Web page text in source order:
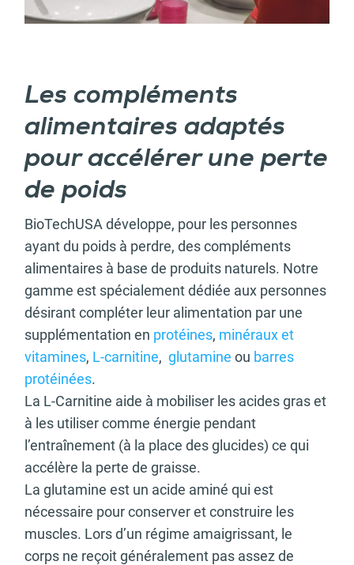
Les compléments
alimentaires adaptés
pour accélérer une perte
de poids
BioTechUSA développe, pour les personnes
ayant du poids à perdre, des compléments
alimentaires à base de produits naturels. Notre
gamme est spécialement dédiée aux personnes
désirant compléter leur alimentation par une
supplémentation en protéines, minéraux et
vitamines, L-carnitine, glutamine ou barres
protéinées.
La L-Carnitine aide à mobiliser les acides gras et
à les utiliser comme énergie pendant
l’entraînement (à la place des glucides) ce qui
accélère la perte de graisse.
La glutamine est un acide aminé qui est
nécessaire pour conserver et construire les
muscles. Lors d’un régime amaigrissant, le
corps ne reçoit généralement pas assez de